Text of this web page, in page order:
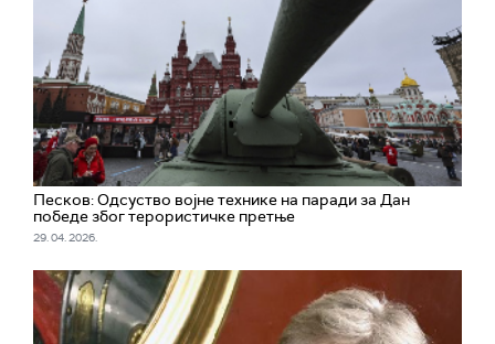
Песков: Одсуство војне технике на паради за Дан
победе због терористичке претње
29. 04. 2026.